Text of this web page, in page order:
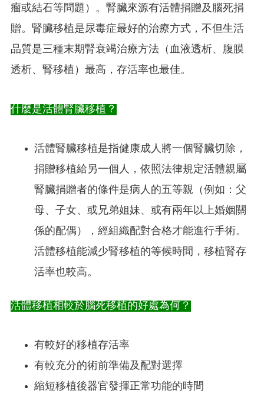
瘤或結石等問題）。腎臟來源有活體捐贈及腦死捐
贈。腎臟移植是尿毒症最好的治療方式，不但生活
品質是三種末期腎衰竭治療方法（血液透析、腹膜
透析、腎移植）最高，存活率也最佳。
什麼是活體腎臟移植？
活體腎臟移植是指健康成人將一個腎臟切除，
捐贈移植給另一個人，依照法律規定活體親屬
腎臟捐贈者的條件是病人的五等親（例如：父
母、子女、或兄弟姐妹、或有兩年以上婚姻關
係的配偶），經組織配對合格才能進行手術。
活體移植能減少腎移植的等候時間，移植腎存
活率也較高。
活體移植相較於腦死移植的好處為何？
有較好的移植存活率
有較充分的術前準備及配對選擇
縮短移植後器官發揮正常功能的時間